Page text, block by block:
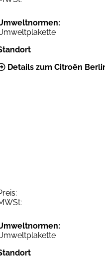
Details zum Citroën